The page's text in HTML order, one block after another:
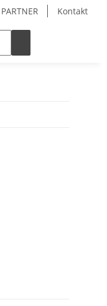
Kontakt